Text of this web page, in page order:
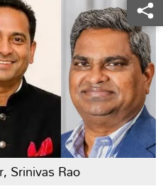
Srinivas Rao